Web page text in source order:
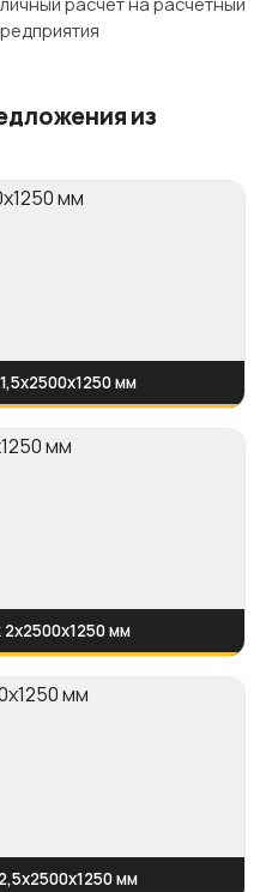
из
мм
мм
мм